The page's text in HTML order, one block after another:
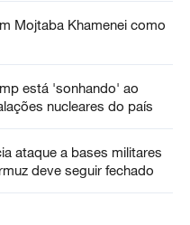
Mojtaba Khamenei como
está 'sonhando' ao
nucleares do país
ataque a bases militares
deve seguir fechado